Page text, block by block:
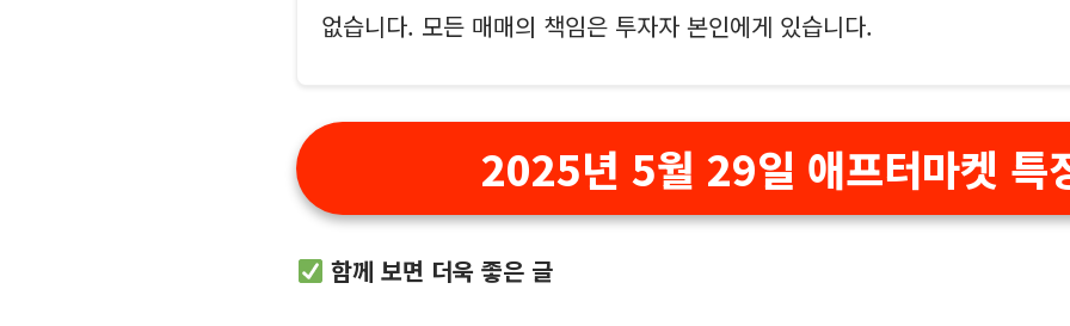
없습니다. 모든 매매의 책임은 투자자 본인에게 있습니다.
2025년 5월 29일 애프터마켓 특
함께 보면 더욱 좋은 글